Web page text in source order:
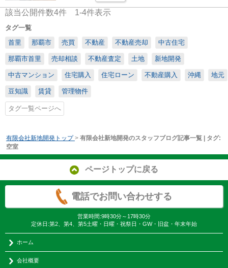
該当公開件数4件 1-4件表示
タグ一覧
首里
那覇市 売買 不動産 不動産売却 中古住宅
那覇市首里 売却相談 不動産査定 土地 新地開発
中古マンション 住宅購入 住宅ローン 不動産購入 沖縄 地元
豆知識 賃貸 管理物件
タグ一覧ページへ
有限会社新地開発トップ > 有限会社新地開発のスタッフブログ記事一覧 | タグ:
空室
ページトップに戻る
電話でお問い合わせする
営業時間:9時30分～17時30分
定休日:第2、第4、第5土曜・日曜・祝祭日・GW・旧盆・年末年始
ホーム
会社概要